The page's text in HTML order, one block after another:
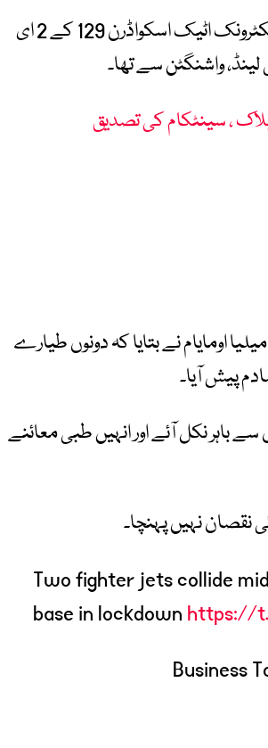
امریکی حکام کے مطابق حادثے میں امریکی بحریہ کے الیکٹرونک اٹیک اسکواڈرن 129 کے 2 ای
اومایام نے بتایا کہ دونوں طیارے
پیش آیا۔
باہر نکل آئے اور انہیں طبی معائنے
نقصان نہیں پہنچا۔
Two fighter jets collide
base in lockdown https://